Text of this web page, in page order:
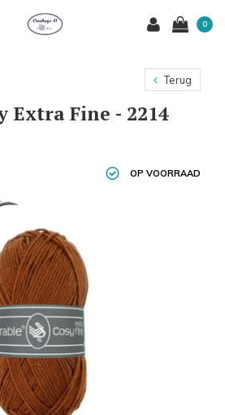
0
Terug
Extra Fine - 2214
OP VOORRAAD